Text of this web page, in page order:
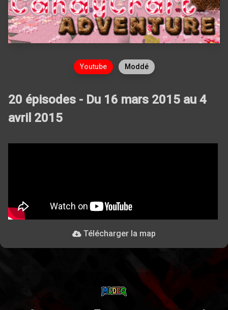
Youtube Moddé
20 épisodes - Du 16 mars 2015 au 4
avril 2015
Télécharger la map